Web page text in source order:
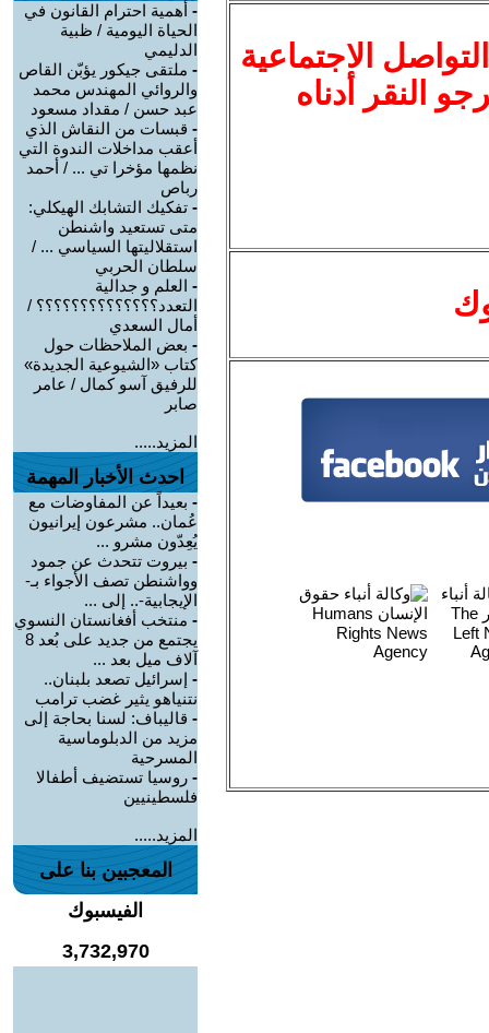
الاجتماعية
النقر أدناه
- أهمية احترام القانون في
الحياة اليومية / ظبية
الدليمي
- ملتقى جيكور يؤبّن القاص
والروائي المهندس محمد
عبد حسن / مقداد مسعود
- قبسات من النقاش الذي
أعقب مداخلات الندوة التي
نظمها مؤخرا تي ... / أحمد
رباص
- تفكيك التشابك الهيكلي:
متى تستعيد واشنطن
استقلاليتها السياسي ... /
سلطان الحربي
- العلم و جدالية
التعدد؟؟؟؟؟؟؟؟؟؟؟؟؟؟ /
أمال السعدي
- بعض الملاحظات حول
كتاب «الشيوعية الجديدة»
للرفيق آسو كمال / عامر
صابر
المزيد.....
احدث الأخبار المهمة
- بعيداً عن المفاوضات مع
عُمان.. مشرعون إيرانيون
يُعِدّون مشرو ...
- بيروت تتحدث عن جمود
وواشنطن تصف الأجواء بـ-
الإيجابية-.. إلى ...
- منتخب أفغانستان النسوي
يجتمع من جديد على بُعد 8
آلاف ميل بعد ...
- إسرائيل تصعد بلبنان..
نتنياهو يثير غضب ترامب
- قاليباف: لسنا بحاجة إلى
مزيد من الدبلوماسية
المسرحية
- روسيا تستضيف أطفالا
فلسطينيين
المزيد.....
المعجبين بنا على
الفيسبوك
3,732,970